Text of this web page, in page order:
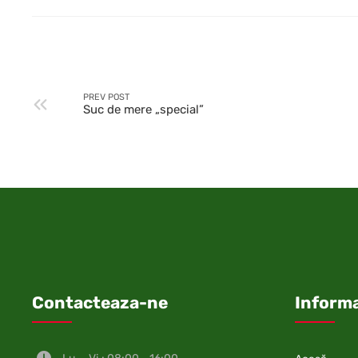
PREV POST
Suc de mere „special”
Contacteaza-ne